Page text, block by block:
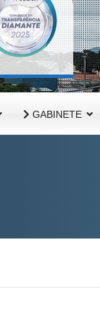
GABINETE